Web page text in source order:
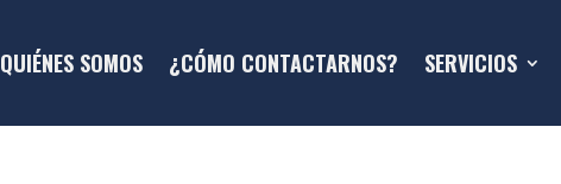
QUIÉNES SOMOS ¿CÓMO CONTACTARNOS? SERVICIOS